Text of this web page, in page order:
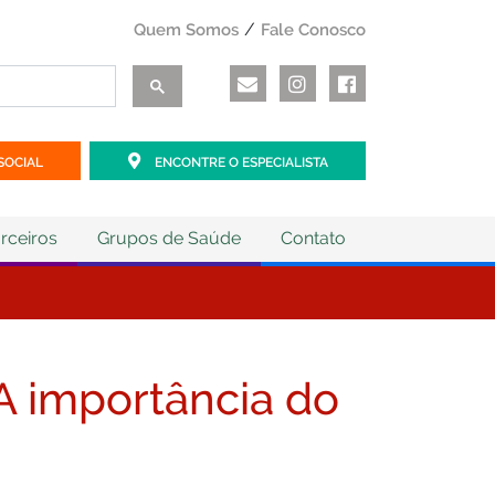
Quem Somos Fale Conosco
ENCONTRE O ESPECIALISTA
Grupos de Saúde Contato
importância do